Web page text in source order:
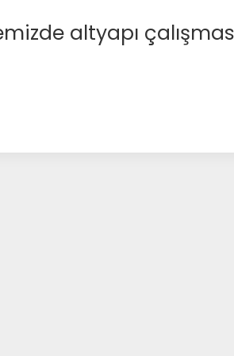
altyapı